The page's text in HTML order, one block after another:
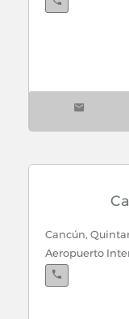
Cancún,
Aeropuerto